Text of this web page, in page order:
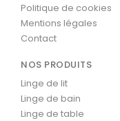
Politique de cookies
Mentions légales
Contact
NOS PRODUITS
Linge de lit
Linge de bain
Linge de table